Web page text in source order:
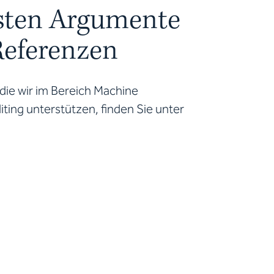
Argumente
wir im Bereich Machine
unterstützen, finden Sie unter